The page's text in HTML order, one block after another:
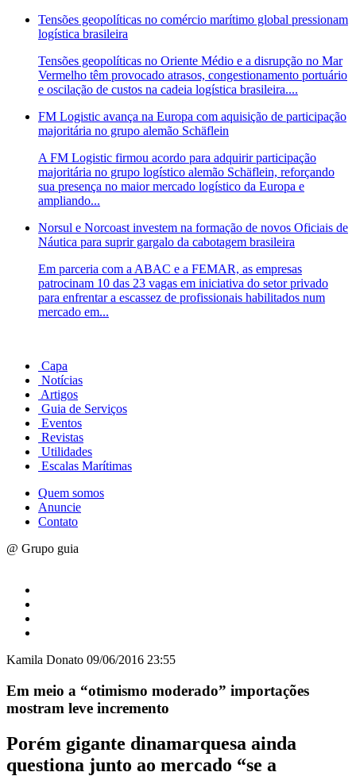
Tensões geopolíticas no comércio marítimo global pressionam
logística brasileira
Tensões geopolíticas no Oriente Médio e a disrupção no Mar
Vermelho têm provocado atrasos, congestionamento portuário
e oscilação de custos na cadeia logística brasileira....
FM Logistic avança na Europa com aquisição de participação
majoritária no grupo alemão Schäflein
A FM Logistic firmou acordo para adquirir participação
majoritária no grupo logístico alemão Schäflein, reforçando
sua presença no maior mercado logístico da Europa e
ampliando...
Norsul e Norcoast investem na formação de novos Oficiais de
Náutica para suprir gargalo da cabotagem brasileira
Em parceria com a ABAC e a FEMAR, as empresas
patrocinam 10 das 23 vagas em iniciativa do setor privado
para enfrentar a escassez de profissionais habilitados num
mercado em...
Capa
Notícias
Artigos
Guia de Serviços
Eventos
Revistas
Utilidades
Escalas Marítimas
Quem somos
Anuncie
Contato
@ Grupo guia
Kamila Donato 09/06/2016 23:55
Em meio a “otimismo moderado” importações
mostram leve incremento
Porém gigante dinamarquesa ainda
questiona junto ao mercado “se a